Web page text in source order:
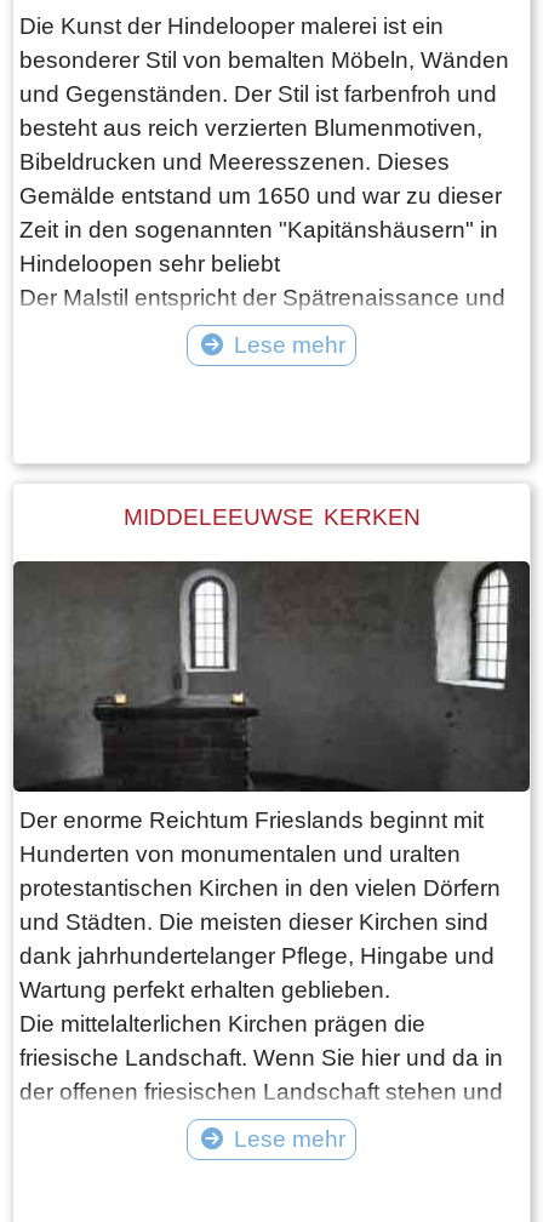
Die Kunst der Hindelooper malerei ist ein
besonderer Stil von bemalten Möbeln, Wänden
und Gegenständen. Der Stil ist farbenfroh und
besteht aus reich verzierten Blumenmotiven,
Bibeldrucken und Meeresszenen. Dieses
Gemälde entstand um 1650 und war zu dieser
Zeit in den sogenannten "Kapitänshäusern" in
Hindeloopen sehr beliebt
Der Malstil entspricht der Spätrenaissance und
dem Frühbarock des niederländischen Nordens.
Dies ist an der Verwendung der
zu erkennen. Die wichtigsten Hintergrundfarben
sich gründlich über diese besondere Form der
Volkskunst informieren lassen.
Lese mehr
MIDDELEEUWSE KERKEN
Der enorme Reichtum Frieslands beginnt mit
Hunderten von monumentalen und uralten
protestantischen Kirchen in den vielen Dörfern
und Städten. Die meisten dieser Kirchen sind
dank jahrhundertelanger Pflege, Hingabe und
Wartung perfekt erhalten geblieben.
Die mittelalterlichen Kirchen prägen die
friesische Landschaft. Wenn Sie hier und da in
der offenen friesischen Landschaft stehen und
sich umsehen, können Sie an einigen Stellen
bis zu acht Dörfer mit jeweils einer antiken
Lese mehr